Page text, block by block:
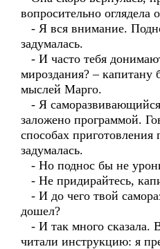
вопросительно оглядела
- Я вся внимание.
задумалась.
- И часто тебя
мироздания? – капитану
мыслей Марго.
- Я
заложено программой.
способах
задумалась.
- Но поднос бы не
- Не придирайтесь,
- И до чего твой
дошел?
- И так много сказала.
читали инструкцию: я